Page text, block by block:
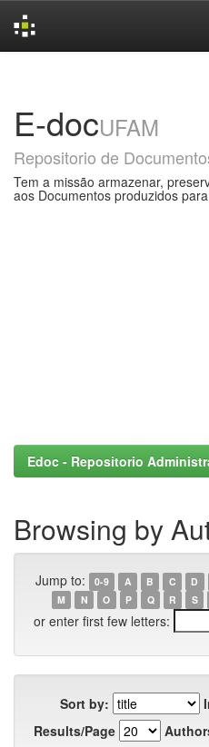
E-docUFAM
Repositorio de
Tem a missão armazenar,
aos Documentos produzidos
Edoc - Repositorio
Browsing by
Jump to: 0-9 A B C D
M
N O P Q R S
or enter first few letters:
Sort by:
Results/Page